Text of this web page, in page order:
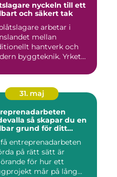
nyckeln till ett
och säkert tak
arbetar i
mellan
hantverk och
byggteknik. Yrket
31. maj
så skapar du en
grund för ditt
entreprenadarbeten
på rätt sätt är
för hur ett
mår på lång